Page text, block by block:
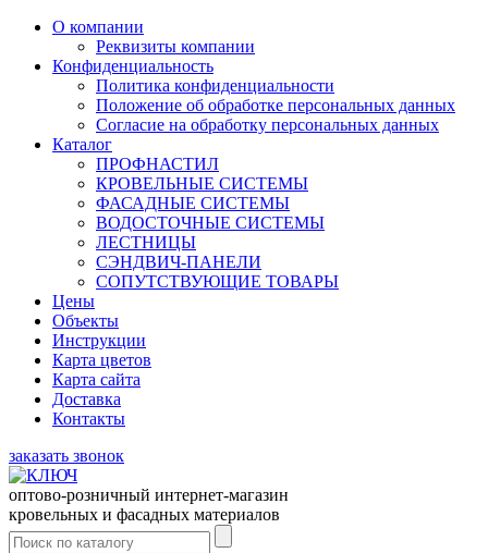
О компании
Реквизиты компании
Конфиденциальность
Политика конфиденциальности
Положение об обработке персональных данных
Согласие на обработку персональных данных
Каталог
ПРОФНАСТИЛ
КРОВЕЛЬНЫЕ СИСТЕМЫ
ФАСАДНЫЕ СИСТЕМЫ
ВОДОСТОЧНЫЕ СИСТЕМЫ
ЛЕСТНИЦЫ
СЭНДВИЧ-ПАНЕЛИ
СОПУТСТВУЮЩИЕ ТОВАРЫ
Цены
Объекты
Инструкции
Карта цветов
Карта сайта
Доставка
Контакты
заказать звонок
оптово-розничный интернет-магазин
кровельных и фасадных материалов